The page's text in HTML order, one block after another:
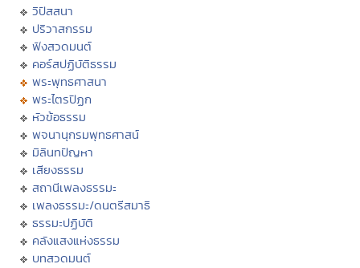
วิปัสสนา
ปริวาสกรรม
ฟังสวดมนต์
คอร์สปฏิบัติธรรม
พระพุทธศาสนา
พระไตรปิฏก
หัวข้อธรรม
พจนานุกรมพุทธศาสน์
มิลินทปัญหา
เสียงธรรม
สถานีเพลงธรรมะ
เพลงธรรมะ/ดนตรีสมาธิ
ธรรมะปฏิบัติ
คลังแสงแห่งธรรม
บทสวดมนต์